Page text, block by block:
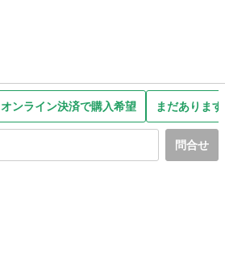
オンライン決済で購入希望 まだありま
問合せ